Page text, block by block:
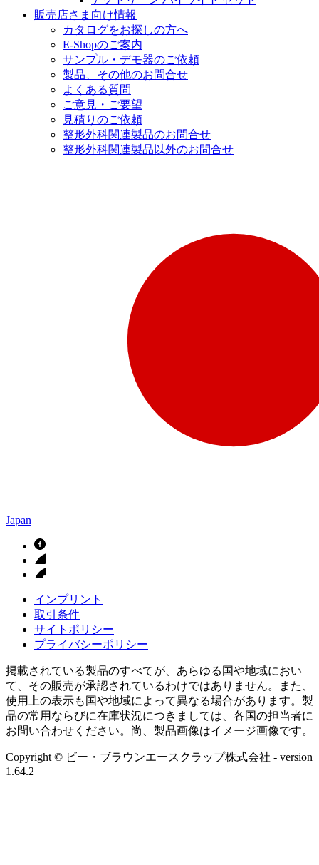
販売店さま向け情報
カタログをお探しの方へ
E-Shopのご案内
サンプル・デモ器のご依頼
製品、その他のお問合せ
よくある質問
ご意見・ご要望
見積りのご依頼
整形外科関連製品のお問合せ
整形外科関連製品以外のお問合せ
Japan
インプリント
取引条件
サイトポリシー
プライバシーポリシー
掲載されている製品のすべてが、あらゆる国や地域におい
て、その販売が承認されているわけではありません。また、
使用上の表示も国や地域によって異なる場合があります。製
品の常用ならびに在庫状況につきましては、各国の担当者に
お問い合わせください。尚、製品画像はイメージ画像です。
Copyright © ビー・ブラウンエースクラップ株式会社 - version
1.64.2